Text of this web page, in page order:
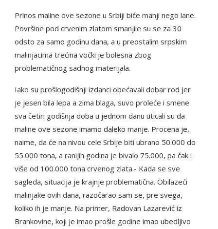
Prinos maline ove sezone u Srbiji biće manji nego lane.
Površine pod crvenim zlatom smanjile su se za 30
odsto za samo godinu dana, a u preostalim srpskim
malinjacima trećina voćki je bolesna zbog
problematičnog sadnog materijala.
Iako su prošlogodišnji izdanci obećavali dobar rod jer
je jesen bila lepa a zima blaga, suvo proleće i smene
sva četiri godišnja doba u jednom danu uticali su da
maline ove sezone imamo daleko manje. Procena je,
naime, da će na nivou cele Srbije biti ubrano 50.000 do
55.000 tona, a ranijih godina je bivalo 75.000, pa čak i
više od 100.000 tona crvenog zlata.- Kada se sve
sagleda, situacija je krajnje problematična. Obilazeći
malinjake ovih dana, razočarao sam se, pre svega,
koliko ih je manje. Na primer, Radovan Lazarević iz
Brankovine, koji je imao prošle godine imao ubedljivo